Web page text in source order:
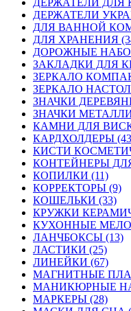
ДЕРЖАТЕЛИ
ДЛЯ ВАННОЙ
ДЛЯ ХРАНЕНИЯ
ДОРОЖНЫЕ
ЗАКЛАДКИ ДЛЯ
ЗЕРКАЛО
ЗЕРКАЛО
ЗНАЧКИ
ЗНАЧКИ
КАМНИ ДЛЯ
КАРДХОЛДЕРЫ
КИСТИ
КОНТЕЙНЕРЫ
КОПИЛКИ (11)
КОРРЕКТОРЫ (9)
КОШЕЛЬКИ (33)
КРУЖКИ
КУХОННЫЕ
ЛАНЧБОКСЫ (13)
ЛАСТИКИ (25)
ЛИНЕЙКИ (67)
МАГНИТНЫЕ
МАНИКЮРНЫЕ
МАРКЕРЫ (28)